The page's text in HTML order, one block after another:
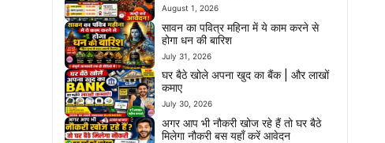
August 1, 2026
सावन का पवित्र महिना में ये काम करने से
होगा धन की बारिश
July 31, 2026
घर बैठे खोले अपना खुद का बैंक | और लाखों
कमाए
July 30, 2026
अगर आप भी नौकरी खोज रहे हैं तो घर बैठे
मिलेगा नौकरी बस यहाँ करें आवेदन